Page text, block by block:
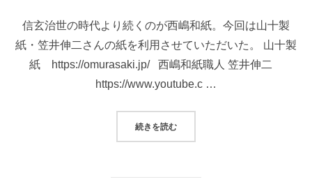
信玄治世の時代より続くのが西嶋和紙。今回は山十製
紙・笠井伸二さんの紙を利用させていただいた。 山十製
紙 https://omurasaki.jp/ 西嶋和紙職人 笠井伸二
https://www.youtube.c …
続きを読む